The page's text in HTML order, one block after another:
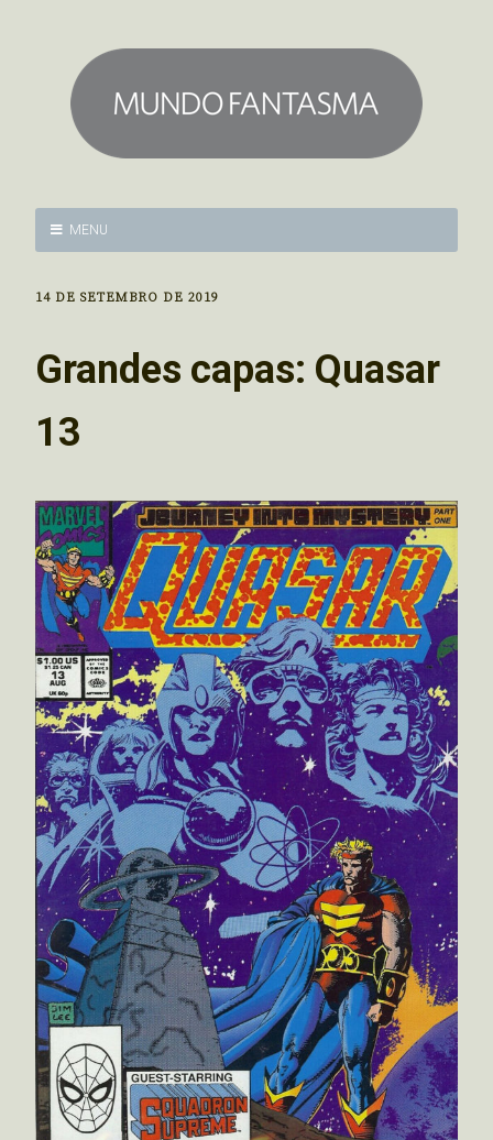
MENU
14 DE SETEMBRO DE 2019
Grandes capas: Quasar
13